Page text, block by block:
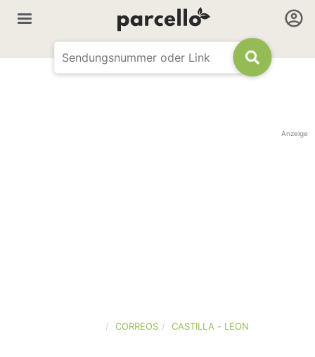
Anzeige
CORREOS CASTILLA - LEON